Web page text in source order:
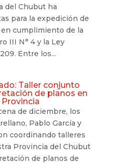
del Chubut ha
para la expedición de
cumplimiento de la
III N° 4 y la Ley
Entre los...
Taller conjunto
de planos en
de diciembre, los
Pablo García y
coordinando talleres
Provincia del Chubut
de planos de